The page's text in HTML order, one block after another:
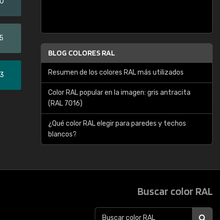
BLOG COLORES RAL
Resumen de los colores RAL más utilizados
Color RAL popular en la imagen: gris antracita
(RAL 7016)
¿Qué color RAL elegir para paredes y techos
blancos?
Buscar color RAL